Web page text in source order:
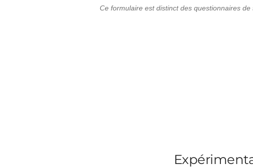
Ce formulaire est distinct des questionnaires